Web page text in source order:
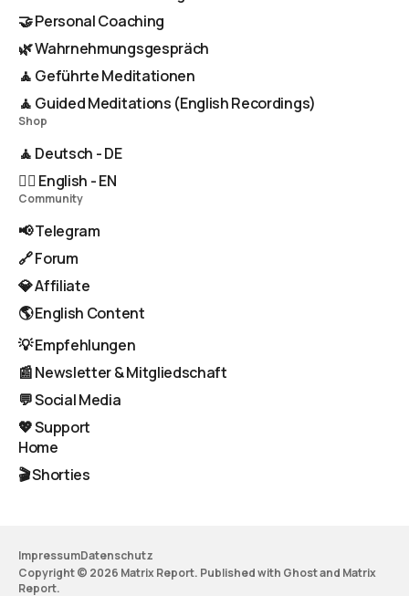
🤝 Personal Coaching
🌿 Wahrnehmungsgespräch
🧘 Geführte Meditationen
🧘 Guided Meditations (English Recordings)
Shop
🧘 Deutsch - DE
🧘‍♂️ English - EN
Community
📢 Telegram
🔗 Forum
💎 Affiliate
🌎 English Content
💡 Empfehlungen
📰 Newsletter & Mitgliedschaft
💬 Social Media
💖 Support
Home
🎬 Shorties
ImpressumDatenschutz
Copyright © 2026 Matrix Report. Published with Ghostand Matrix
Report.